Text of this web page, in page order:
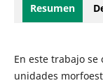
Resumen
En este trabajo
unidades